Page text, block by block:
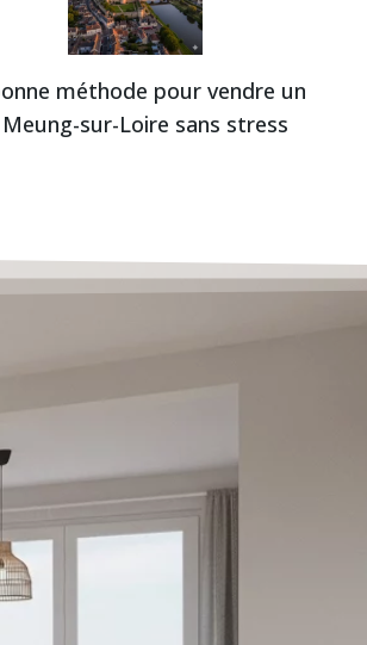
méthode pour vendre un
sur-Loire sans stress